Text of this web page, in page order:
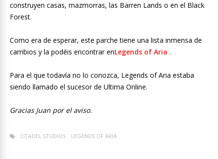
construyen casas, mazmorras, las Barren Lands o en el Black
Forest.
Como era de esperar, este parche tiene una lista inmensa de
cambios y la podéis encontrar enLegends of Aria .
Para el que todavía no lo conozca, Legends of Aria estaba
siendo llamado el sucesor de Ultima Online.
Gracias Juan por el aviso.
CITADEL STUDIOS LEGENDS OF ARIA